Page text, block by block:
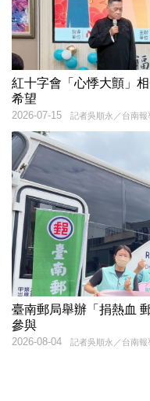
紅十字會「心悸大顫」
希望
記者吳順永／台南報
2026-07-15
臺南郵局舉辦「捐熱血
參與
記者吳順永／台南報
2026-08-04